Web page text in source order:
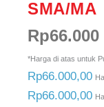
SMA/MA
Rp66.000
*Harga di atas untuk
Rp66.000,00
Rp66.000,00